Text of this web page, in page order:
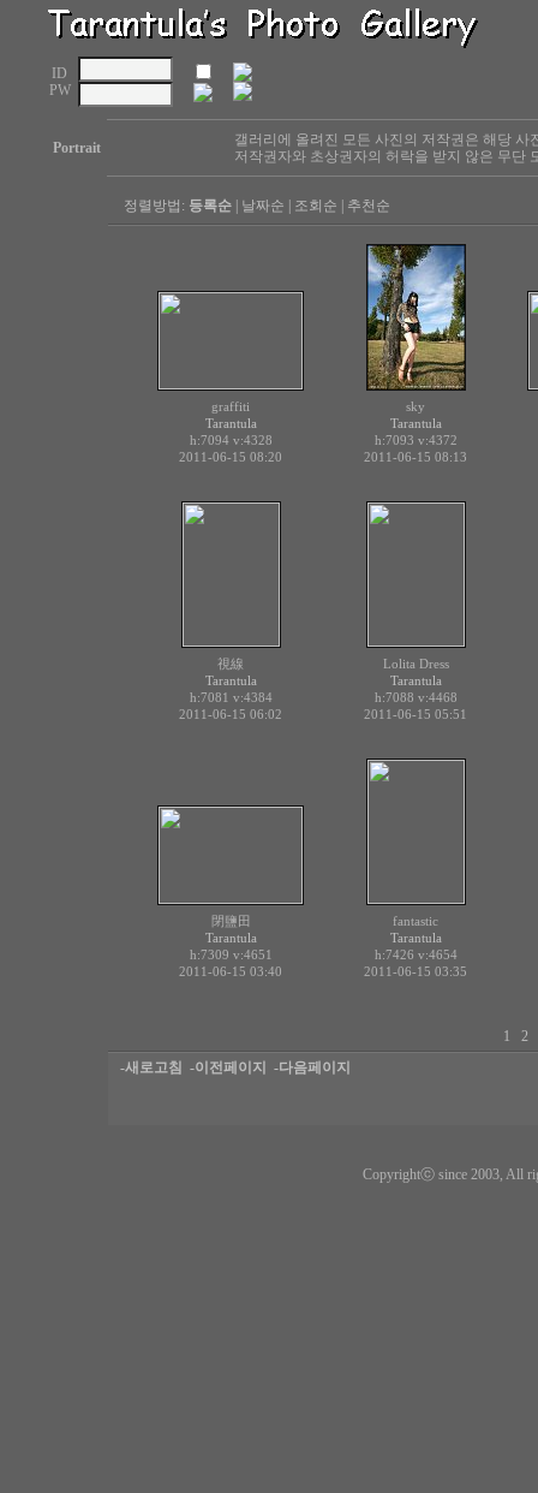
ID
PW
Portrait
갤러리에 올려진 모든 사진의 저작권은 해당
저작권자와 초상권자의 허락을 받지 않은 무단
정렬방법: 등록순 날짜순 조회순 추천순
graffiti
Tarantula
h:7094 v:4328
2011-06-15 08:20
sky
Tarantula
h:7093 v:4372
2011-06-15 08:13
視線
Tarantula
h:7081 v:4384
2011-06-15 06:02
Lolita Dress
Tarantula
h:7088 v:4468
2011-06-15 05:51
閉鹽田
Tarantula
h:7309 v:4651
2011-06-15 03:40
fantastic
Tarantula
h:7426 v:4654
2011-06-15 03:35
1
2
-새로고침
-이전페이지 -다음페이지
Copyrightⓒ since 2003, All